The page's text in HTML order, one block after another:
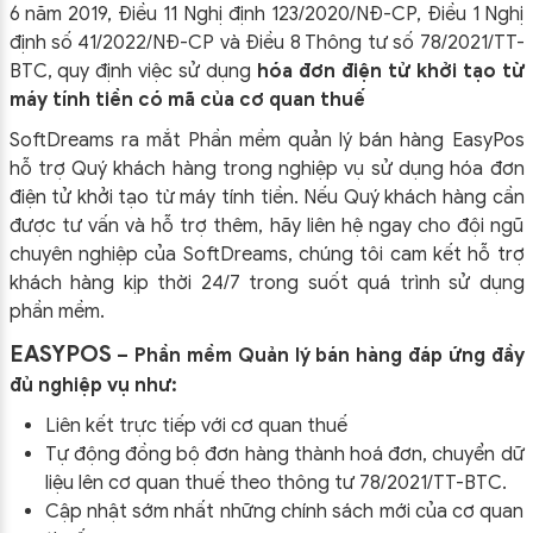
6 năm 2019, Điều 11 Nghị định 123/2020/NĐ-CP, Điều 1 Nghị
định số 41/2022/NĐ-CP và Điều 8 Thông tư số 78/2021/TT-
BTC, quy định việc sử dụng hóa đơn điện tử khởi tạo từ
máy tính tiền có mã của cơ quan thuế
SoftDreams ra mắt Phần mềm quản lý bán hàng EasyPos
hỗ trợ Quý khách hàng trong nghiệp vụ sử dụnghóa đơn
điện tử khởi tạo từ máy tính tiền. Nếu Quý khách hàng cần
được tư vấn và hỗ trợ thêm, hãy liên hệ ngay cho đội ngũ
chuyên nghiệp của SoftDreams, chúng tôi cam kết hỗ trợ
khách hàng kịp thời 24/7 trong suốt quá trình sử dụng
phần mềm.
EASYPOS – Phần mềm Quản lý bán hàng đáp ứng đầy
đủ nghiệp vụ như:
Liên kết trực tiếp với cơ quan thuế
Tự động đồng bộ đơn hàng thành hoá đơn, chuyển dữ
liệu lên cơ quan thuế theo thông tư 78/2021/TT-BTC.
Cập nhật sớm nhất những chính sách mới của cơ quan